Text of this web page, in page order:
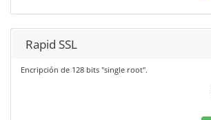
Rapid SSL
Encripción de 128 bits "single root".